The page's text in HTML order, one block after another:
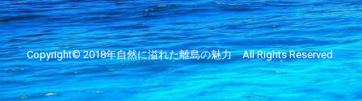
Copyright© 2018年自然に溢れた離島の魅力All Rights Reserved.